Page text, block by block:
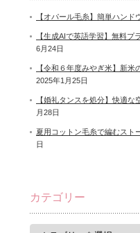
【オパール毛糸】簡単ハンド
【生成AIで英語学習】無料プ
6月24日
【令和６年度みやぎ米】新
2025年1月25日
【婚礼タンスを処分】快適な
月28日
夏用コットン毛糸で編むスト
日
カテゴリー
カ